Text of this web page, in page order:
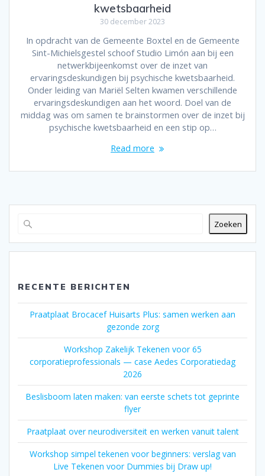
kwetsbaarheid
30 december 2023
In opdracht van de Gemeente Boxtel en de Gemeente
Sint-Michielsgestel schoof Studio Limón aan bij een
netwerkbijeenkomst over de inzet van
ervaringsdeskundigen bij psychische kwetsbaarheid.
Onder leiding van Mariël Selten kwamen verschillende
ervaringsdeskundigen aan het woord. Doel van de
middag was om samen te brainstormen over de inzet bij
psychische kwetsbaarheid en een stip op…
Read more
Zoeken
RECENTE BERICHTEN
Praatplaat Brocacef Huisarts Plus: samen werken aan
gezonde zorg
Workshop Zakelijk Tekenen voor 65
corporatieprofessionals — case Aedes Corporatiedag
2026
Beslisboom laten maken: van eerste schets tot geprinte
flyer
Praatplaat over neurodiversiteit en werken vanuit talent
Workshop simpel tekenen voor beginners: verslag van
Live Tekenen voor Dummies bij Draw up!